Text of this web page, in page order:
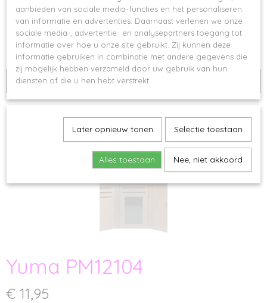
Niet op voorraad
Yuma PM12104
€ 11,95
aanbieden van sociale media-functies en het personaliseren
van informatie en advertenties. Daarnaast verlenen we onze
sociale media-, advertentie- en analysepartners toegang tot
informatie over hoe u onze site gebruikt. Zij kunnen deze
informatie gebruiken in combinatie met andere gegevens die
zij mogelijk hebben verzameld door uw gebruik van hun
diensten of die u hen hebt verstrekt.
Later opnieuw tonen Selectie toestaan
Alles toestaan Nee, niet akkoord